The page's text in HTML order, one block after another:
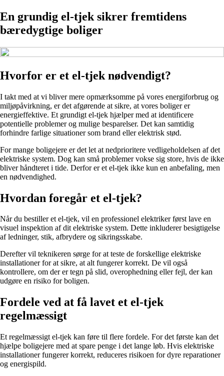
En grundig el-tjek sikrer fremtidens
bæredygtige boliger
Hvorfor er et el-tjek nødvendigt?
I takt med at vi bliver mere opmærksomme på vores energiforbrug og
miljøpåvirkning, er det afgørende at sikre, at vores boliger er
energieffektive. Et grundigt el-tjek hjælper med at identificere
potentielle problemer og mulige besparelser. Det kan samtidig
forhindre farlige situationer som brand eller elektrisk stød.
For mange boligejere er det let at nedprioritere vedligeholdelsen af det
elektriske system. Dog kan små problemer vokse sig store, hvis de ikke
bliver håndteret i tide. Derfor er et el-tjek ikke kun en anbefaling, men
en nødvendighed.
Hvordan foregår et el-tjek?
Når du bestiller et el-tjek, vil en professionel elektriker først lave en
visuel inspektion af dit elektriske system. Dette inkluderer besigtigelse
af ledninger, stik, afbrydere og sikringsskabe.
Derefter vil teknikeren sørge for at teste de forskellige elektriske
installationer for at sikre, at alt fungerer korrekt. De vil også
kontrollere, om der er tegn på slid, overophedning eller fejl, der kan
udgøre en risiko for boligen.
Fordele ved at få lavet et el-tjek
regelmæssigt
Et regelmæssigt el-tjek kan føre til flere fordele. For det første kan det
hjælpe boligejere med at spare penge i det lange løb. Hvis elektriske
installationer fungerer korrekt, reduceres risikoen for dyre reparationer
og energispild.